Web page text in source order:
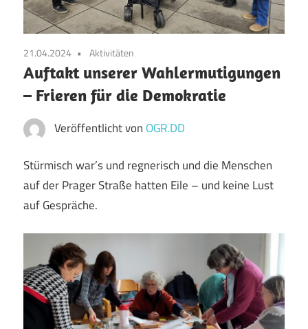
21.04.2024 Aktivitäten
Auftakt unserer Wahlermutigungen
– Frieren für die Demokratie
Veröffentlicht von OGR.DD
Stürmisch war’s und regnerisch und die Menschen
auf der Prager Straße hatten Eile – und keine Lust
auf Gespräche.